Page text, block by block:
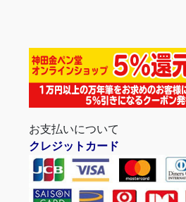
お支払いについて
クレジットカード